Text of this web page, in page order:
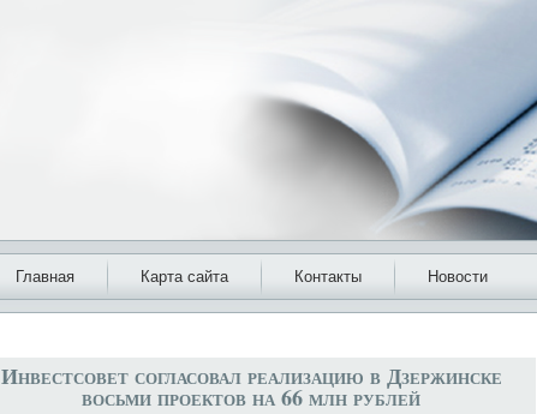
Главная Карта сайта Контакты Новости
Инвестсовет согласовал реализацию в Дзержинске
восьми проектов на 66 млн рублей